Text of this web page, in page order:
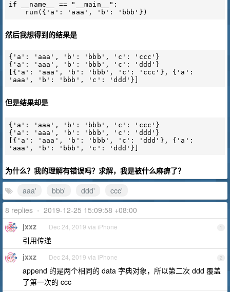
if __name__ == "__main__":
然后我想得到的结果是
{'a': 'aaa', 'b': 'bbb', 'c': 'ccc'}
{'a': 'aaa', 'b': 'bbb', 'c': 'ddd'}
[{'a': 'aaa', 'b': 'bbb', 'c': 'ccc'}, {'a':
但是结果却是
{'a': 'aaa', 'b': 'bbb', 'c': 'ccc'}
{'a': 'aaa', 'b': 'bbb', 'c': 'ddd'}
[{'a': 'aaa', 'b': 'bbb', 'c': 'ddd'}, {'a':
为什么？我的理解有错误吗？求解，我是被什么麻痹了？
aaa'
bbb' ddd'
ccc'
8 replies • 2019-12-25 15:09:58 +08:00
1
jxxz Dec 24, 2019 via iPhone
引用传递
2
jxxz Dec 24, 2019 via iPhone
append 的是两个相同的 data 字典对象，所以第二次 ddd 覆盖
了第一次的 ccc